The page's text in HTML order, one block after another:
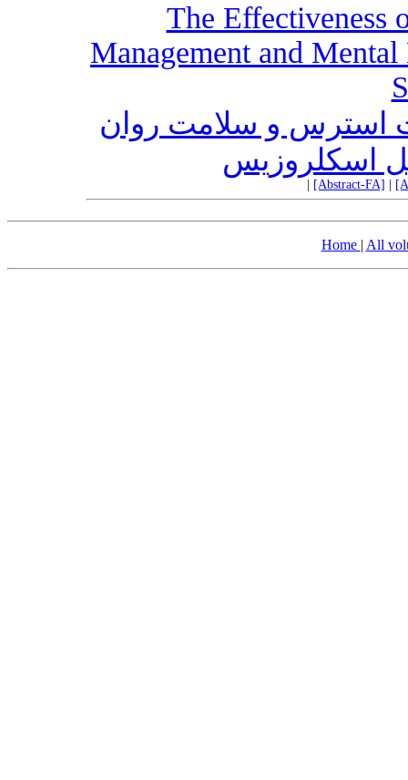
The Effectiveness
Management and
استرس و سلامت روان
اسکلروزیس
[Abstract-FA]
Home | All